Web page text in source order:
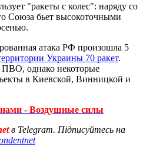
"ракеты с колес": наряду со
Союза бьет высокоточными
атака РФ произошла 5
Украины 70 ракет.
ПВО, однако некоторые
в Киевской, Винницкой и
- Воздушные силы
в Telegram. Підписуйтесь на